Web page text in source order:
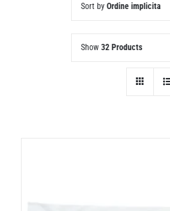
Sort by Ordine implicita
Show 32 Products